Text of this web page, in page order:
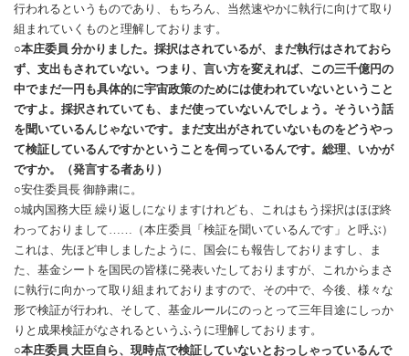
行われるというものであり、もちろん、当然速やかに執行に向けて取り
組まれていくものと理解しております。
○本庄委員 分かりました。採択はされているが、まだ執行はされておら
ず、支出もされていない。つまり、言い方を変えれば、この三千億円の
中でまだ一円も具体的に宇宙政策のためには使われていないということ
ですよ。採択されていても、まだ使っていないんでしょう。そういう話
を聞いているんじゃないです。まだ支出がされていないものをどうやっ
て検証しているんですかということを伺っているんです。総理、いかが
ですか。（発言する者あり）
○安住委員長 御静粛に。
○城内国務大臣 繰り返しになりますけれども、これはもう採択はほぼ終
わっておりまして……（本庄委員「検証を聞いているんです」と呼ぶ）
これは、先ほど申しましたように、国会にも報告しておりますし、ま
た、基金シートを国民の皆様に発表いたしておりますが、これからまさ
に執行に向かって取り組まれておりますので、その中で、今後、様々な
形で検証が行われ、そして、基金ルールにのっとって三年目途にしっか
りと成果検証がなされるというふうに理解しております。
○本庄委員 大臣自ら、現時点で検証していないとおっしゃっているんで